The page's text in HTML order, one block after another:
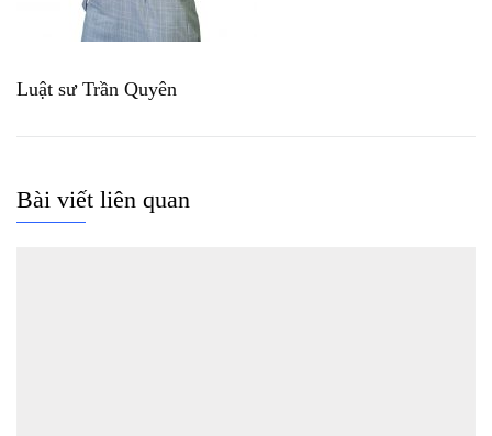
Luật sư Trần Quyên
Bài viết liên quan